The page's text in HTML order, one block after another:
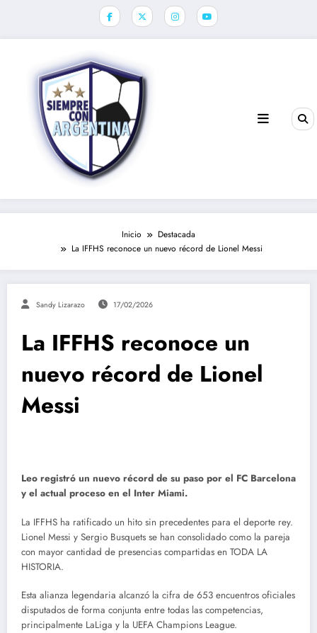
Inicio
Destacada
La IFFHS reconoce un nuevo récord de Lionel Messi
Sandy Lizarazo 17/02/2026
La IFFHS reconoce un
nuevo récord de Lionel
Messi
Leo registró un nuevo récord de su paso por el FC Barcelona
y el actual proceso en el Inter Miami.
La IFFHS ha ratificado un hito sin precedentes para el deporte rey.
Lionel Messi y Sergio Busquets se han consolidado como la pareja
con mayor cantidad de presencias compartidas en TODA LA
HISTORIA.
Esta alianza legendaria alcanzó la cifra de 653 encuentros oficiales
disputados de forma conjunta entre todas las competencias,
principalmente LaLiga y la UEFA Champions League.